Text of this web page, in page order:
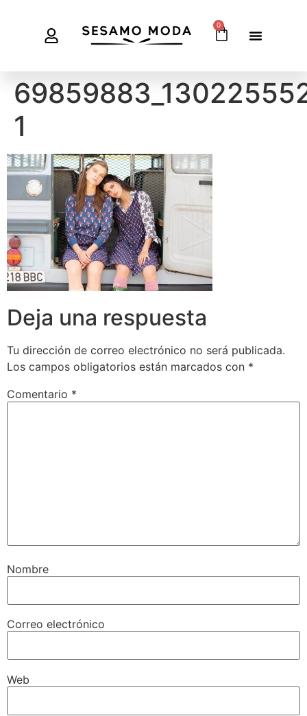
0
1
Deja una respuesta
Tu dirección de correo electrónico no será publicada.
Los campos obligatorios están marcados con *
Comentario *
Nombre
Correo electrónico
Web